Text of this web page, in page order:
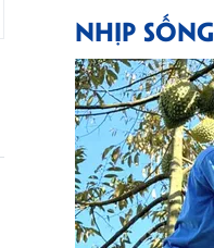
NHỊP SỐNG